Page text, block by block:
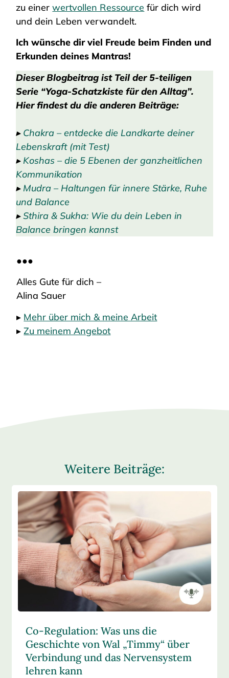
zu einerwertvollen Ressource für dich wird
und dein Leben verwandelt.
Ich wünsche dir viel Freude beim Finden und
Erkunden deines Mantras!
Dieser Blogbeitrag ist Teil der 5-teiligen
Serie “Yoga-Schatzkiste für den Alltag”.
Hier findest du die anderenBeiträge:
▸ Chakra – entdecke die Landkarte deiner
Lebenskraft (mit Test)
▸ Koshas – die 5 Ebenen der ganzheitlichen
Kommunikation
▸ Mudra – Haltungen für innere Stärke, Ruhe
und Balance
▸Sthira & Sukha: Wie du dein Leben in
Balance bringen kannst
●●●
Alles Gute für dich –
Alina Sauer
▸ Mehr über mich & meine Arbeit
▸Zu meinem Angebot
Weitere Beiträge:
Co-Regulation: Was uns die
Geschichte von Wal „Timmy“ über
Verbindung und das Nervensystem
lehren kann